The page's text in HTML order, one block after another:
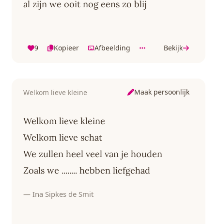
al zijn we ooit nog eens zo blij
9 Kopieer Afbeelding Bekijk
Welkom lieve kleine Maak persoonlijk
Welkom lieve kleine
Welkom lieve schat
We zullen heel veel van je houden
Zoals we ........ hebben liefgehad
— Ina Sipkes de Smit